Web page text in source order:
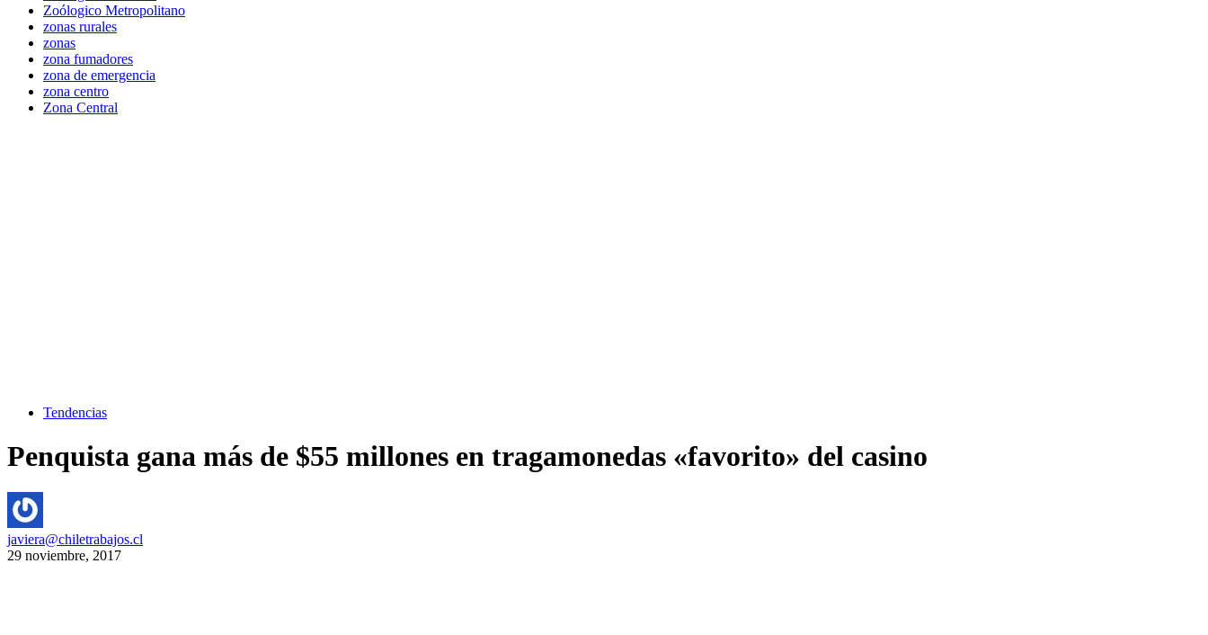
Zoólogico Metropolitano
zonas rurales
zonas
zona fumadores
zona de emergencia
zona centro
Zona Central
Tendencias
Penquista gana más de $55 millones en tragamonedas «favorito» del casino
javiera@chiletrabajos.cl
29 noviembre, 2017